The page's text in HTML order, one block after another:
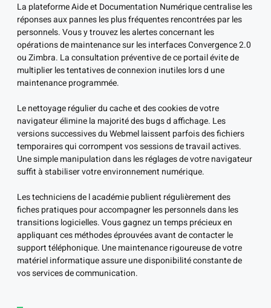
La plateforme Aide et Documentation Numérique centralise les
réponses aux pannes les plus fréquentes rencontrées par les
personnels. Vous y trouvez les alertes concernant les
opérations de maintenance sur les interfaces Convergence 2.0
ou Zimbra. La consultation préventive de ce portail évite de
multiplier les tentatives de connexion inutiles lors d une
maintenance programmée.
Le nettoyage régulier du cache et des cookies de votre
navigateur élimine la majorité des bugs d affichage. Les
versions successives du Webmel laissent parfois des fichiers
temporaires qui corrompent vos sessions de travail actives.
Une simple manipulation dans les réglages de votre navigateur
suffit à stabiliser votre environnement numérique.
Les techniciens de l académie publient régulièrement des
fiches pratiques pour accompagner les personnels dans les
transitions logicielles. Vous gagnez un temps précieux en
appliquant ces méthodes éprouvées avant de contacter le
support téléphonique. Une maintenance rigoureuse de votre
matériel informatique assure une disponibilité constante de
vos services de communication.